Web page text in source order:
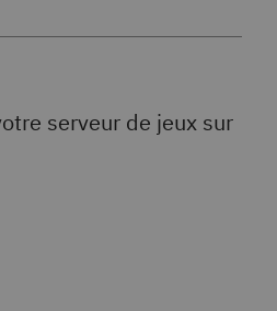
serveur de jeux sur